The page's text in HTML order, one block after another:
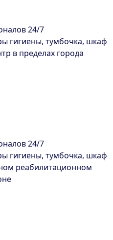
24/7
гигиены, тумбочка, шкаф
в пределах города
24/7
гигиены, тумбочка, шкаф
реабилитационном